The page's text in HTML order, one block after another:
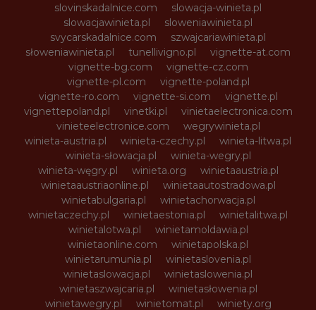
slovinskadalnice.com
slowacja-winieta.pl
slowacjawinieta.pl
sloweniawinieta.pl
svycarskadalnice.com
szwajcariawinieta.pl
słoweniawinieta.pl
tunellivigno.pl
vignette-at.com
vignette-bg.com
vignette-cz.com
vignette-pl.com
vignette-poland.pl
vignette-ro.com
vignette-si.com
vignette.pl
vignettepoland.pl
vinetki.pl
vinietaelectronica.com
vinieteelectronice.com
wegrywinieta.pl
winieta-austria.pl
winieta-czechy.pl
winieta-litwa.pl
winieta-słowacja.pl
winieta-wegry.pl
winieta-węgry.pl
winieta.org
winietaaustria.pl
winietaaustriaonline.pl
winietaautostradowa.pl
winietabulgaria.pl
winietachorwacja.pl
winietaczechy.pl
winietaestonia.pl
winietalitwa.pl
winietalotwa.pl
winietamoldawia.pl
winietaonline.com
winietapolska.pl
winietarumunia.pl
winietaslovenia.pl
winietaslowacja.pl
winietaslowenia.pl
winietaszwajcaria.pl
winietasłowenia.pl
winietawegry.pl
winietomat.pl winiety.org